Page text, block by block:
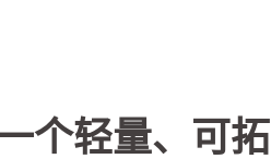
个轻量、可拓